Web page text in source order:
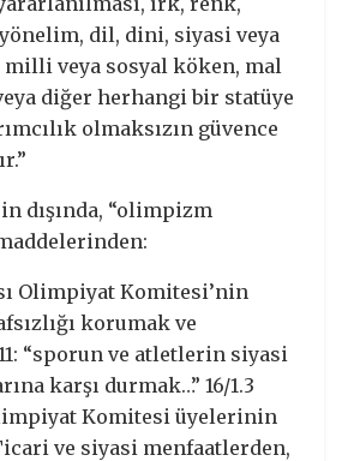
dil, dini, siyasi veya
veya sosyal köken, mal
diğer herhangi bir statüye
olmaksızın güvence
dışında, “olimpizm
Olimpiyat Komitesi’nin
korumak ve
“sporun ve atletlerin siyasi
karşı durmak…” 16/1.3
Komitesi üyelerinin
ve siyasi menfaatlerden,